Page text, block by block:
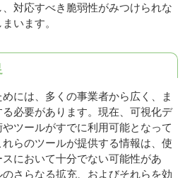
対応すべき脆弱性がみつけられな
います。
には、多くの事業者から広く、ま
必要があります。現在、可視化デ
ツールがすでに利用可能となって
らのツールが提供する情報は、使
において十分でない可能性があ
さらなる拡充、およびそれらを効